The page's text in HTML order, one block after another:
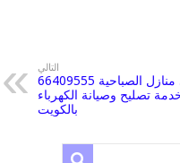
التالي
كهربائي منازل الصباحية 66409555
تصليح وصيانة الكهرباء
بالكويت